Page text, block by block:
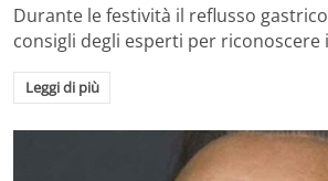
Durante le festività il reflusso
consigli degli esperti per riconoscere
Leggi di più